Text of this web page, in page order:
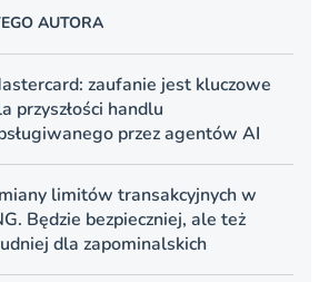
AUTORA
zaufanie jest kluczowe
przyszłości handlu
przez agentów AI
limitów transakcyjnych w
Będzie bezpieczniej, ale też
dla zapominalskich